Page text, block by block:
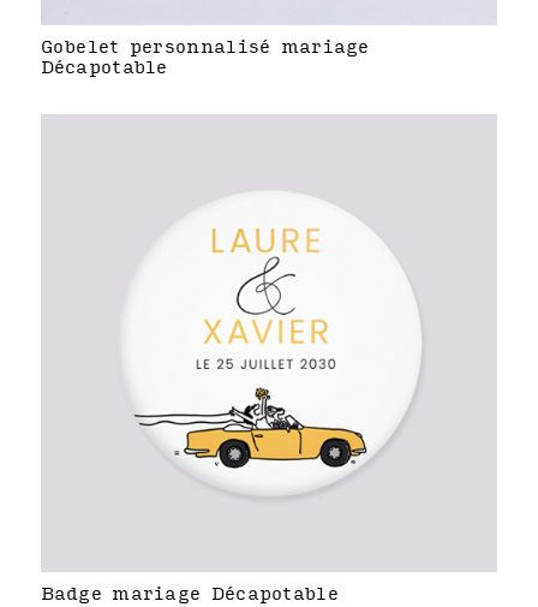
Gobelet personnalisé mariage
Décapotable
Badge mariage Décapotable